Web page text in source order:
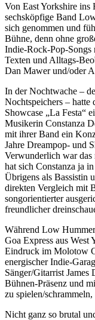
Von East Yorkshire ins
sechsköpfige Band
sich genommen und
Bühne, denn ohne
Indie-Rock-Pop-Songs
Texten und Alltags-
Dan Mawer und/oder
In der Nochtwache –
Nochtspeichers –
Showcase „La Festa“
Musikerin Constanza
mit ihrer Band ein
Jahre Dreampop- und
Verwunderlich war das
hat sich Constanza ja
Übrigens als Bassistin
direkten Vergleich mit
songorientierter
freundlicher
Während Low
Goa Express aus West
Eindruck im Molotow
energischer Indie-
Sänger/Gitarrist James
Bühnen-Präsenz und
zu spielen/
Nicht ganz so brutal